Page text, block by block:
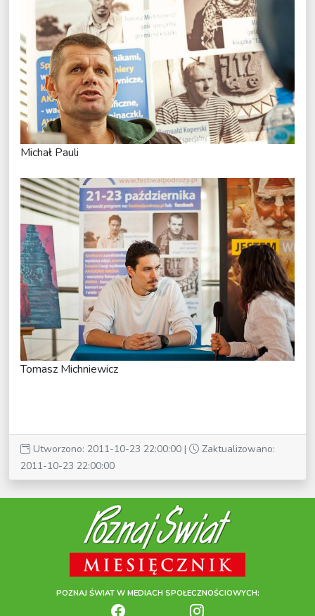
Michał Pauli
Tomasz Michniewicz
Utworzono: 2011-10-23 22:00:00 |
Zaktualizowano:
2011-10-23 22:00:00
POZNAJ ŚWIAT W MEDIACH SPOŁECZNOŚCIOWYCH: